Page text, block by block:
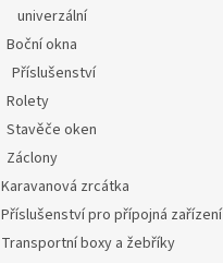
univerzální
Boční okna
Příslušenství
Rolety
Stavěče oken
Záclony
Karavanová zrcátka
Příslušenství pro přípojná zařízení
Transportní boxy a žebříky